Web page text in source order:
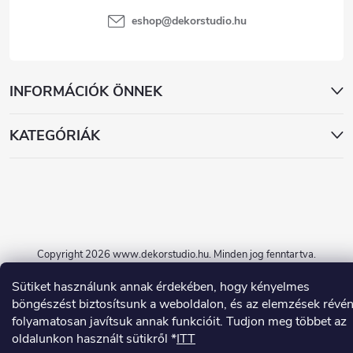
Sütiket használunk annak érdekében, hogy kényelmes
böngészést biztosítsunk a weboldalon, és az elemzések révén
folyamatosan javítsuk annak funkcióit. Tudjon meg többet az
oldalunkon használt sütikről *ITT
INFORMÁCIÓK ÖNNEK
KATEGÓRIÁK
eshop@dekorstudio.hu
Shoptet készítette
Copyright 2026www.dekorstudio.hu. Minden jog fenntartva.